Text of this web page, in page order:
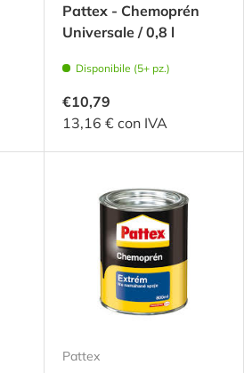
Pattex - Chemoprén
Universale / 0,8 l
Disponibile (5+ pz.)
€10,79
13,16 € con IVA
Pattex